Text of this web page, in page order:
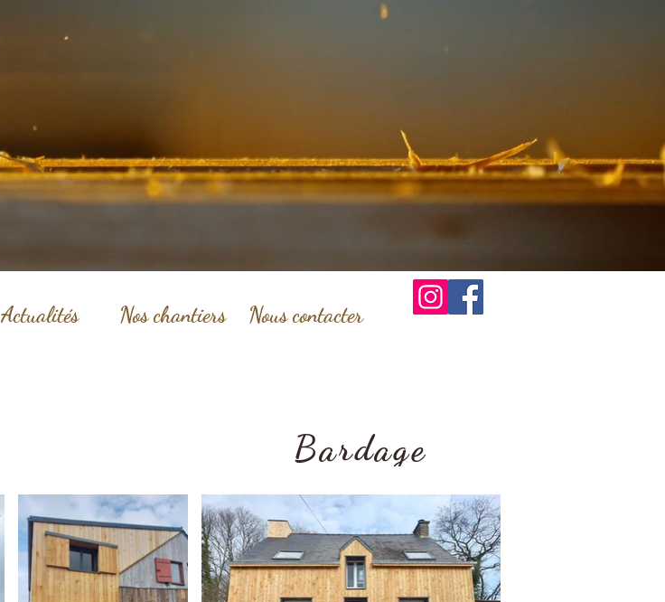
Actualités Nos chantiers Nous contacter
Bardage